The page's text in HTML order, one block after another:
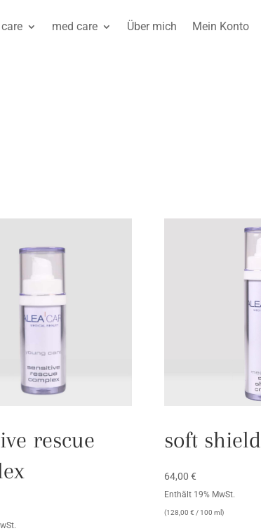
med care Über mich Mein Konto
rescue
soft
64,00€
Enthält 19% MwSt.
(128,00€ / 100 ml)